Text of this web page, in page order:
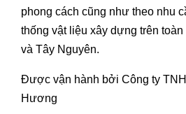
phong cách cũng như theo nhu
thống vật liệu xây dựng trên
và Tây Nguyên.
Được vận hành bởi Công ty
Hương